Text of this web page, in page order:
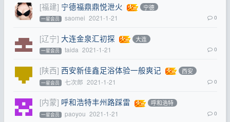
[福建] 宁德福鼎鼎悦泄火 宁德
一星会员 saomei 2021-1-21 0
[辽宁] 大连金泉汇初探 大连
一星会员 taida 2021-1-21 0
[陕西] 西安新佳鑫足浴体验一般爽记 西安
一星会员 七次郎 2021-1-21 0
[内蒙] 呼和浩特丰州路踩雷 呼和浩特
一星会员 paoyou 2021-1-21 0